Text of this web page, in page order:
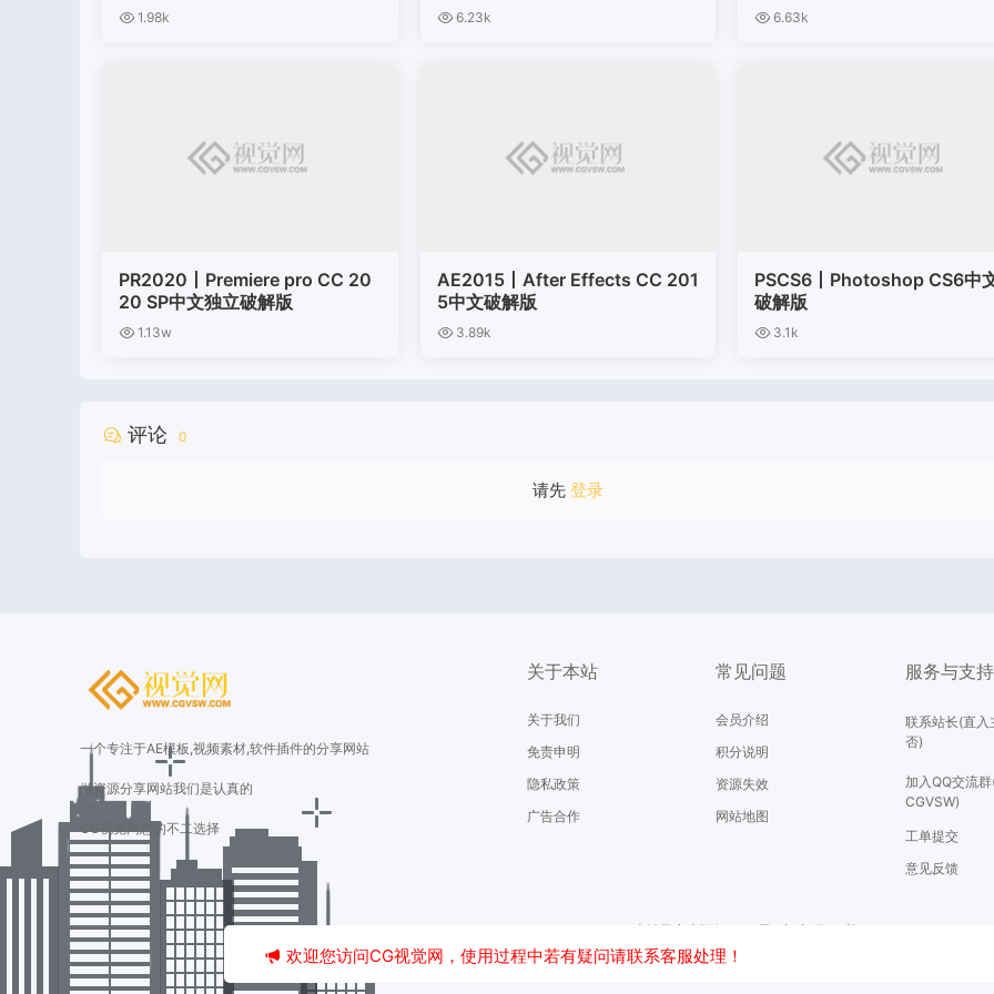
ws1.98k 程6.23k 6.63k
PR2020丨Premiere pro CC 20
20 SP中文独立破解版
1.13w
AE2015丨After Effects CC 201
5中文破解版
3.89k
PSCS6丨Photoshop CS6中
破解版
3.1k
评论 0
请先 登录
一个专注于AE模板,视频素材,软件插件的分享网站
做资源分享网站我们是认真的
CG视觉网您的不二选择
关于本站
关于我们
免责申明
隐私政策
广告合作
常见问题
会员介绍
积分说明
资源失效
网站地图
服务与支持
联系站长(直入
否)
加入QQ交流
CGVSW)
工单提交
意见反馈
本站已安全运行2562天9小时8分34秒
滇ICP备18004245号-2
滇公安网备53250302000286号
欢迎您访问CG视觉网，使用过程中若有疑问请联系客服处理！